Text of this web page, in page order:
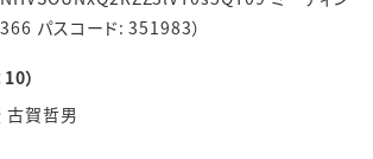
パスコード: 351983）
）
古賀哲男